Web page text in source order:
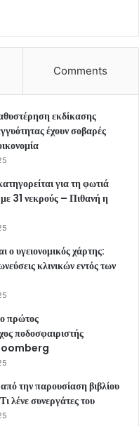
Comments
εκδίκασης
έχουν σοβαρές
για τη φωτιά
31 νεκρούς – Πιθανή η
ο υγειονομικός χάρτης:
κλινικών εντός των
πρώτος
ποδοσφαιριστής
την παρουσίαση βιβλίου
λένε συνεργάτες του